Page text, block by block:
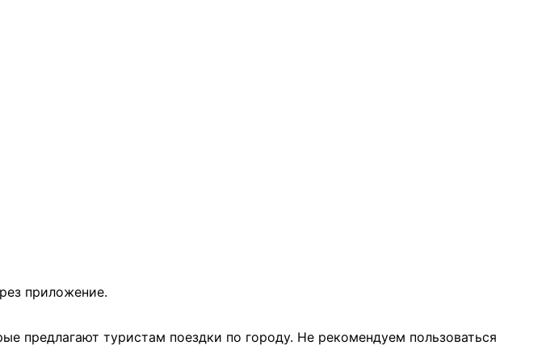
приложение.
предлагают туристам поездки по городу. Не рекомендуем пользоваться